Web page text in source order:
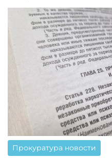
Прокуратура новости